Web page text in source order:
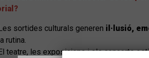
sortides culturals generen il·lusió,
rutina.
teatre, les exposicions i els concerts